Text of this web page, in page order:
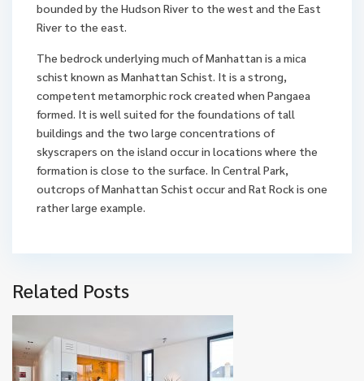
bounded by the Hudson River to the west and the East
River to the east.
The bedrock underlying much of Manhattan is a mica
schist known as Manhattan Schist. It is a strong,
competent metamorphic rock created when Pangaea
formed. It is well suited for the foundations of tall
buildings and the two large concentrations of
skyscrapers on the island occur in locations where the
formation is close to the surface. In Central Park,
outcrops of Manhattan Schist occur and Rat Rock is one
rather large example.
Related Posts